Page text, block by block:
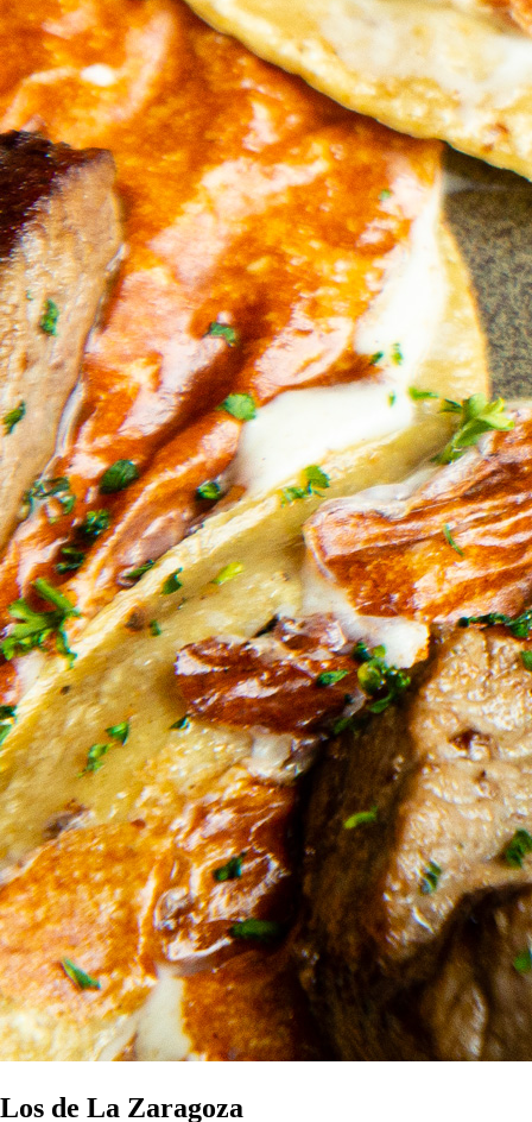
Los de La Zaragoza